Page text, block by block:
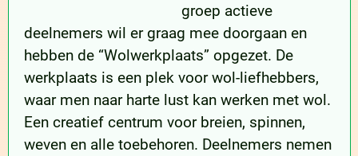
groep actieve
deelnemers wil er graag mee doorgaan en
hebben de “Wolwerkplaats” opgezet. De
werkplaats is een plek voor wol-liefhebbers,
waar men naar harte lust kan werken met wol.
Een creatief centrum voor breien, spinnen,
weven en alle toebehoren. Deelnemers nemen